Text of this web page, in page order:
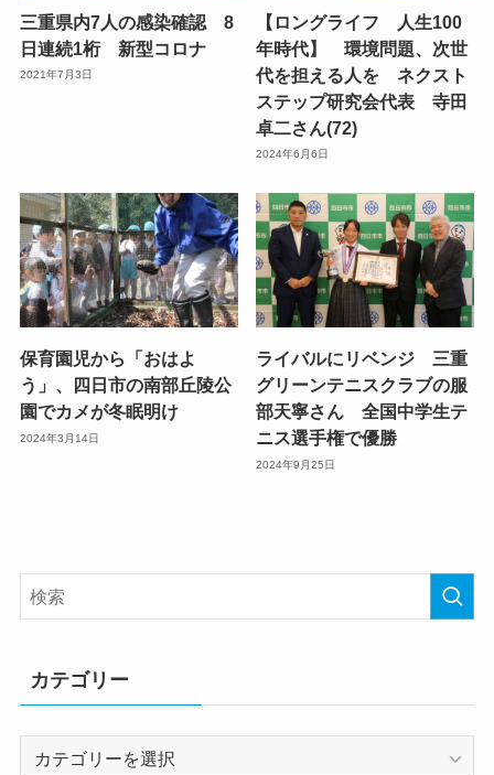
三重県内7人の感染確認 8
日連続1桁 新型コロナ
2021年7月3日
【ロングライフ 人生100
年時代】 環境問題、次世
代を担える人を ネクスト
ステップ研究会代表 寺田
卓二さん(72)
2024年6月6日
保育園児から「おはよ
う」、四日市の南部丘陵公
園でカメが冬眠明け
2024年3月14日
ライバルにリベンジ 三重
グリーンテニスクラブの服
部天寧さん 全国中学生テ
ニス選手権で優勝
2024年9月25日
カテゴリー